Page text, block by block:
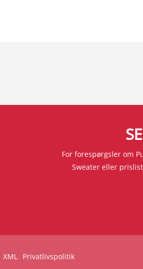
For forespørgsler om
Sweater eller
XML Privatlivspolitik